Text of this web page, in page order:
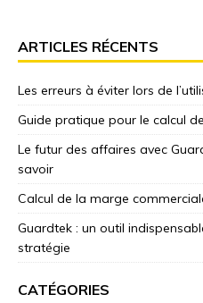
ARTICLES RÉCENTS
Les erreurs à éviter lors de
Guide pratique pour le calcul
Le futur des affaires avec
savoir
Calcul de la marge
Guardtek : un outil
stratégie
CATÉGORIES